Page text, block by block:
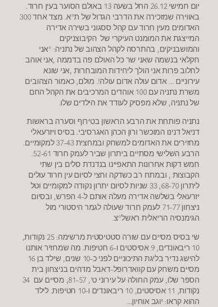
יום חמישי 26.12 החל בשעה 13 באולם הסוער בעין חרוד.
באווירה שמזכירה את הדרבי הגדול של ת"א. מצד אחד 300
האדומים מעין חרוד עם קהל ססגוני בשירה אדירה
המייצגת את המומנט העיקרי של הקיבוצניקים
והמושבניקים, בהתרסה לקהל הצהוב של נתניה: "אני
חקלאי בנשמה שאני שר כל האולם פה בדממה ,אני אוהב
לחלוב פרות אני הולך ליחידות המובחרות ,אני שונא
עירוניים … אדום עולה אדום עולה!. מולם, כאמור הצהובים
משרת נתניה עם 100 אוהדים המרכיבים את הקהל החם
של נתניה, שלא מפסיק לעודד את הילדים שלו.
נתניה פותחת את הרבע הראשון בטירוף וסערה בראשות
דניאל דנינו המוכשר ורון הכהן האגרסיבי. בסיס ויזרעאלי
מחזירים את האדומים למשחק ובמחצית 37-43 למקומיים.
הרבע השלישי מסתיים ביתרון שביר לעמק חרוד 52-61.
חמש דקות אחרונות התאפיינו בנדנדת סלים בין שתי
הקבוצות , ובמתח רב כשדקה וחצי לסיום עין חרוד עולים
ליתרון 68-70, 33 שניות לסיום יתרון נקודה למקומיים וטל
יזרעאלי בשלשה אדירה מעלה אותם ל-4 הפרש, ובסיום
ניצחון 71-77 לעמק חרוד שעולה לגמר היסטורי מול
הגימנסיה הריאלית ראשל"צ.
שי בסיס מסיים עם שורה סטטיסטית מרשימה: 25 נקודות,
10 ריבאונדים, 9 אסיסטים ו-6 חטיפות. מה שמחזיר אותנו
להישג נדיר בליגת התיכוניים לפני כ-10 שנים, שילד בן 16
מסיים משחק עם קוואדרופל-דאבל מדהים בניצחון בית
הספר שלו, עמק החולה על עירוני ט', 81-57, מסיים עם 34
נקודות, 11 אסיסטים, 10 ריבאונדים ו-10 חטיפות. לילד
ההוא קראו: יוגב אוחיון…